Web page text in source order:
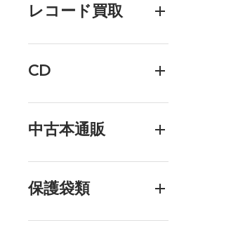
レコード買取
CD
中古本通販
保護袋類